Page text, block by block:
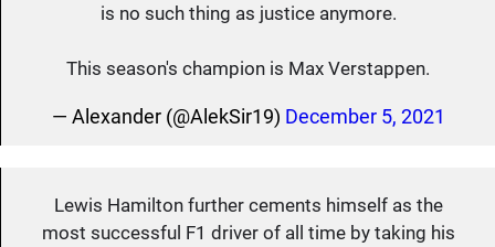
is no such thing as justice anymore.
This season's champion is Max Verstappen.
— Alexander (@AlekSir19) December 5, 2021
Lewis Hamilton further cements himself as the
most successful F1 driver of all time by taking his